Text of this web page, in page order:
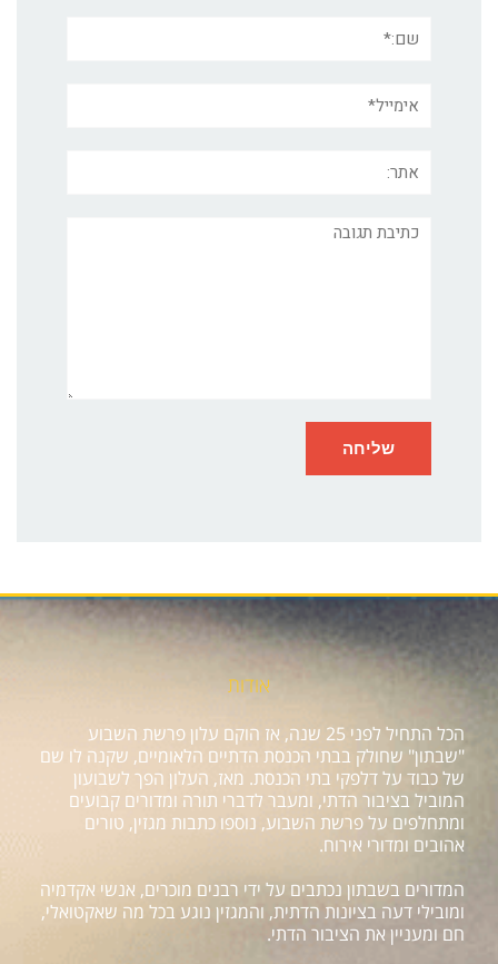
תגובה
אודות
הכל התחיל לפני 25 שנה, אז הוקם עלון פרשת השבוע
"שבתון" שחולק בבתי הכנסת הדתיים הלאומיים, שקנה לו שם
של כבוד על דלפקי בתי הכנסת. מאז, העלון הפך לשבועון
המוביל בציבור הדתי, ומעבר לדברי תורה ומדורים קבועים
ומתחלפים על פרשת השבוע, נוספו כתבות מגזין, טורים
אהובים ומדורי אירוח.
המדורים בשבתון נכתבים על ידי רבנים מוכרים, אנשי אקדמיה
ומובילי דעה בציונות הדתית, והמגזין נוגע בכל מה שאקטואלי,
חם ומעניין את הציבור הדתי.